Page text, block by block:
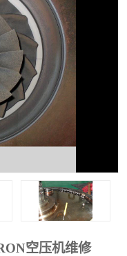
空压机维修
富源特种陶瓷
索兰离心机空滤芯
卡麦隆离心机零件
式压缩机高速转子组
耐高温气侧密封胶垫
拉斯
FS-elliott离心机零件
空压机显示屏